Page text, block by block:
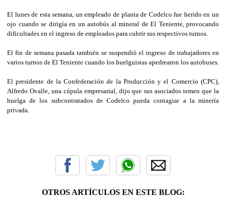
El lunes de esta semana, un empleado de planta de Codelco fue herido en un
ojo cuando se dirigía en un autobús al mineral de El Teniente, provocando
dificultades en el ingreso de empleados para cubrir sus respectivos turnos.
El fin de semana pasada también se suspendió el ingreso de trabajadores en
varios turnos de El Teniente cuando los huelguistas apedrearon los autobuses.
El presidente de la Confederación de la Producción y el Comercio (CPC),
Alfredo Ovalle, una cúpula empresarial, dijo que sus asociados temen que la
huelga de los subcontratados de Codelco pueda contagiar a la minería
privada.
OTROS ARTÍCULOS EN ESTE BLOG: